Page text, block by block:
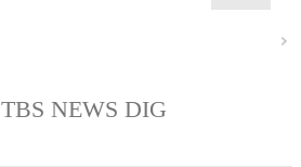
TBS NEWS DIG